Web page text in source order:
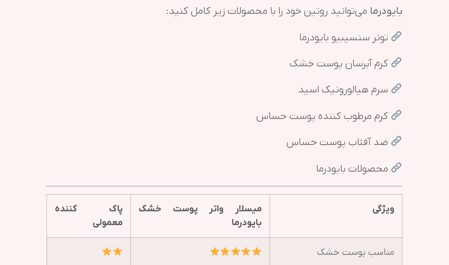
بایودرما می‌توانید روتین خود را با محصولات زیر کامل کنید:
تونر سنسیبیو بایودرما
کرم آبرسان پوست خشک
سرم هیالورونیک اسید
کرم مرطوب کننده پوست حساس
ضد آفتاب پوست حساس
محصولات بایودرما
ویژگی
میسلار واتر پوست خشک
بایودرما
پاک کننده
معمولی
مناسب پوست خشک